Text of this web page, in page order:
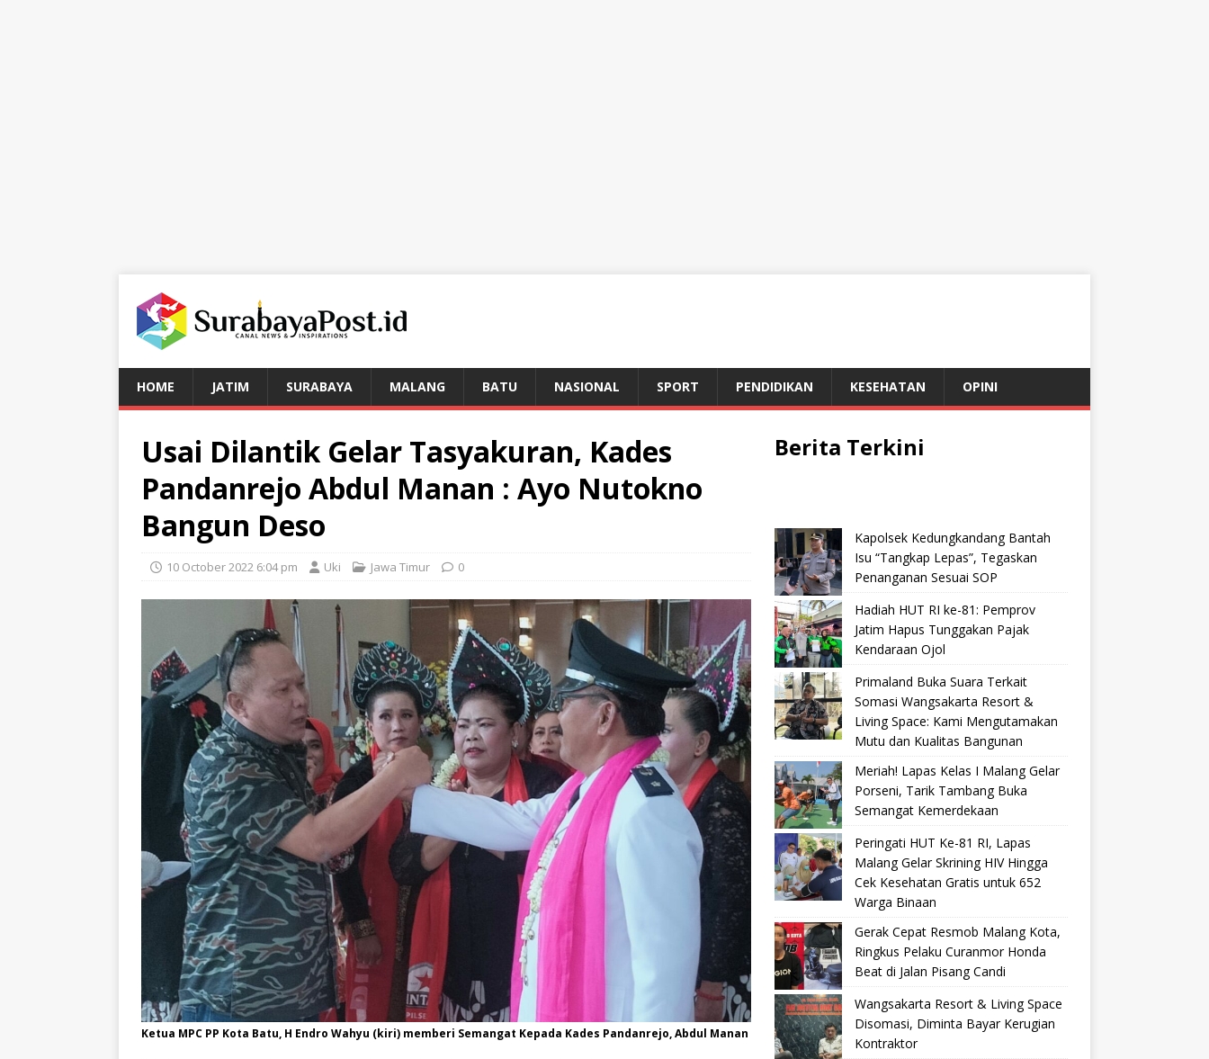
HOME JATIM SURABAYA MALANG BATU NASIONAL SPORT PENDIDIKAN KESEHATAN OPINI
Usai Dilantik Gelar Tasyakuran, Kades
Pandanrejo Abdul Manan : Ayo Nutokno
Bangun Deso
10 October 2022 6:04 pm Uki Jawa Timur 0
Ketua MPC PP Kota Batu, H Endro Wahyu (kiri) memberi Semangat Kepada Kades Pandanrejo, Abdul Manan
Berita Terkini
Kapolsek Kedungkandang Bantah
Isu “Tangkap Lepas”, Tegaskan
Penanganan Sesuai SOP
Hadiah HUT RI ke-81: Pemprov
Jatim Hapus Tunggakan Pajak
Kendaraan Ojol
Primaland Buka Suara Terkait
Somasi Wangsakarta Resort &
Living Space: Kami Mengutamakan
Mutu dan Kualitas Bangunan
Meriah! Lapas Kelas I Malang Gelar
Porseni, Tarik Tambang Buka
Semangat Kemerdekaan
Peringati HUT Ke-81 RI, Lapas
Malang Gelar Skrining HIV Hingga
Cek Kesehatan Gratis untuk 652
Warga Binaan
Gerak Cepat Resmob Malang Kota,
Ringkus Pelaku Curanmor Honda
Beat di Jalan Pisang Candi
Wangsakarta Resort & Living Space
Disomasi, Diminta Bayar Kerugian
Kontraktor